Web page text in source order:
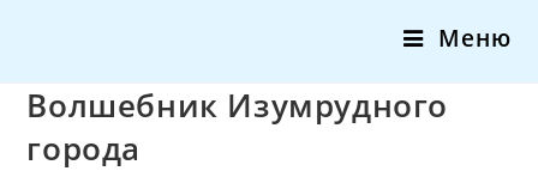
Меню
Волшебник Изумрудного
города